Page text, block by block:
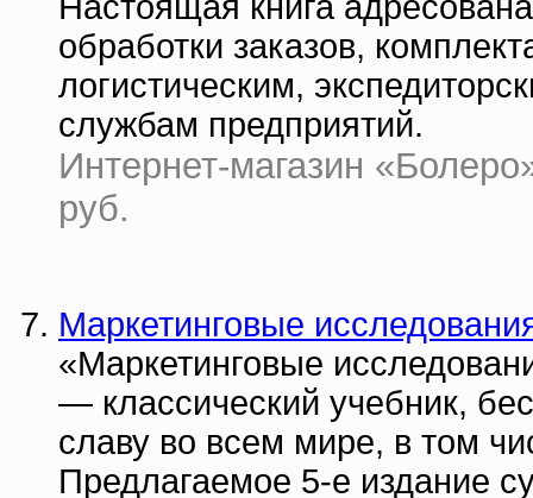
обработки заказов,
логистическим,
службам предприятий.
Интернет-магазин
руб.
Маркетинговые
«Маркетинговые
— классический учебник,
славу во всем мире, в том
Предлагаемое 5-е издание